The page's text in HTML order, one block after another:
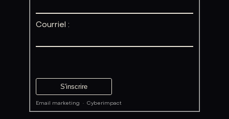
Courriel :
Email marketing ·Cyberimpact